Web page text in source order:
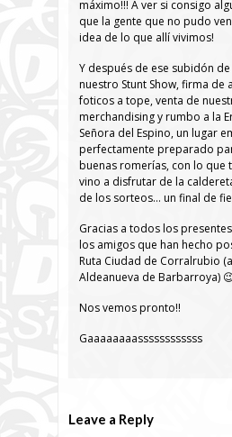
máximo!!! A ver si consigo
que la gente que no pudo
idea de lo que allí vivimos!
Y después de ese subidón
nuestro Stunt Show, firma de
foticos a tope, venta de
merchandising y rumbo a la
Señora del Espino, un lugar
perfectamente preparado
buenas romerías, con lo que
vino a disfrutar de la
de los sorteos… un final de
Gracias a todos los
los amigos que han hecho
Ruta Ciudad de Corralrubio
Aldeanueva de Barbarroya)
Nos vemos pronto!!
Gaaaaaaaassssssssssss
Leave a Reply